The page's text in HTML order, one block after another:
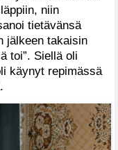
niin
tietävänsä
jälkeen takaisin
toi”. Siellä oli
käynyt repimässä